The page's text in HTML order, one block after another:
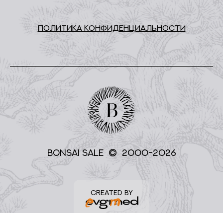
ПОЛИТИКА КОНФИДЕНЦИАЛЬНОСТИ
BONSAI SALE © 2000-2026
CREATED BY